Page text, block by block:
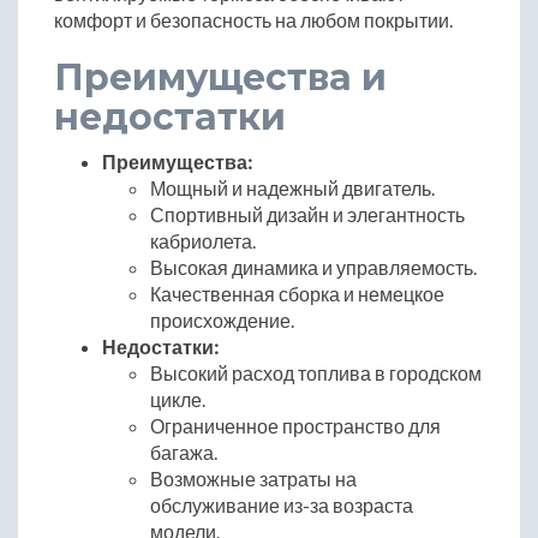
комфорт и безопасность на любом покрытии.
Преимущества и
недостатки
Преимущества:
Мощный и надежный двигатель.
Спортивный дизайн и элегантность
кабриолета.
Высокая динамика и управляемость.
Качественная сборка и немецкое
происхождение.
Недостатки:
Высокий расход топлива в городском
цикле.
Ограниченное пространство для
багажа.
Возможные затраты на
обслуживание из-за возраста
модели.